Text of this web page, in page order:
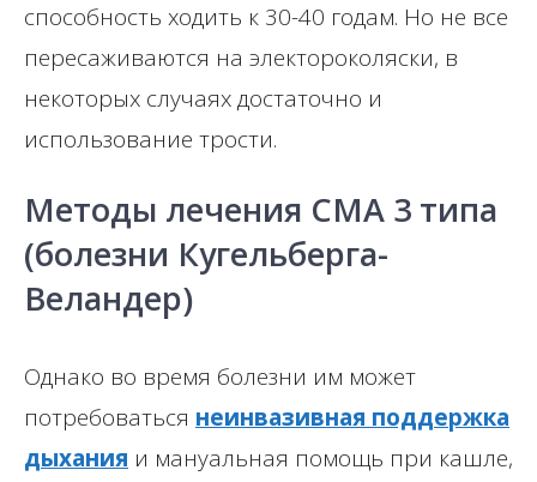
способность ходить к 30-40 годам. Но не все
пересаживаются на электороколяски, в
некоторых случаях достаточно и
использование трости.
Методы лечения СМА 3 типа
(болезни Кугельберга-
Веландер)
Однако во время болезни им может
потребоваться неинвазивная поддержка
дыхания и мануальная помощь при кашле,